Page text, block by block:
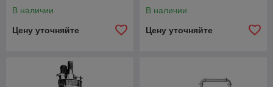
В наличии
Цену уточняйте
В наличии
Цену уточняйте